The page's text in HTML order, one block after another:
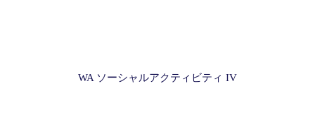
WA ソーシャルアクティビティ IV